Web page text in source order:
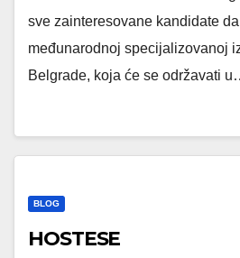
sve zainteresovane kandidate
međunarodnoj specijalizovanoj
Belgrade, koja će se održavati
BLOG
HOSTESE